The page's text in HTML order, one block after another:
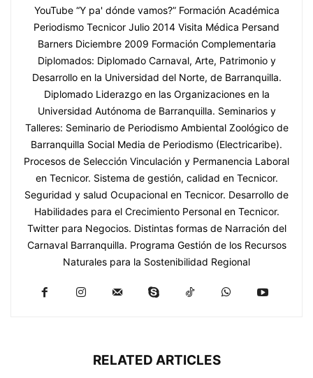
YouTube “Y pa' dónde vamos?” Formación Académica
Periodismo Tecnicor Julio 2014 Visita Médica Persand
Barners Diciembre 2009 Formación Complementaria
Diplomados: Diplomado Carnaval, Arte, Patrimonio y
Desarrollo en la Universidad del Norte, de Barranquilla.
Diplomado Liderazgo en las Organizaciones en la
Universidad Autónoma de Barranquilla. Seminarios y
Talleres: Seminario de Periodismo Ambiental Zoológico de
Barranquilla Social Media de Periodismo (Electricaribe).
Procesos de Selección Vinculación y Permanencia Laboral
en Tecnicor. Sistema de gestión, calidad en Tecnicor.
Seguridad y salud Ocupacional en Tecnicor. Desarrollo de
Habilidades para el Crecimiento Personal en Tecnicor.
Twitter para Negocios. Distintas formas de Narración del
Carnaval Barranquilla. Programa Gestión de los Recursos
Naturales para la Sostenibilidad Regional
RELATED ARTICLES